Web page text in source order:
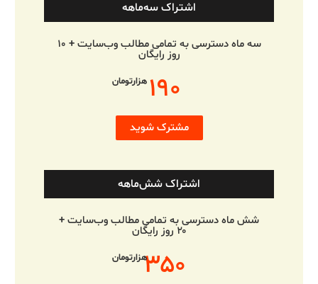
اشتراک سه‌ماهه
سه ماه دسترسی به تمامی مطالب وب‌سایت + ۱۰
روز رایگان
۱۹۰ هزارتومان
مشترک شوید
اشتراک شش‌ماهه
شش ماه دسترسی به تمامی مطالب وب‌سایت +
۲۰ روز رایگان
۳۵۰هزارتومان